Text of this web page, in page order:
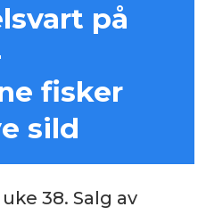
på
fisker
sild
38. Salg av